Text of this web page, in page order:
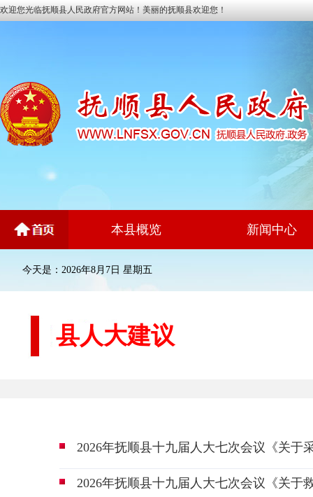
欢迎您光临抚顺县人民政府官方网站！美丽的抚顺县欢迎您！
本县概览 新闻中心
今天是：2026年8月7日 星期五
县人大建议
2026年抚顺县十九届人大七次会议《关于
2026年抚顺县十九届人大七次会议《关于